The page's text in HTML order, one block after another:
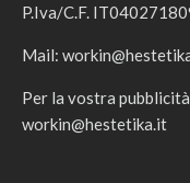
P.Iva/C.F.
Mail:
Per la vostra
workin@hestetika.it